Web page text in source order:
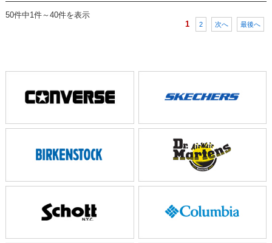
50件中1件～40件を表示
1
2 次へ 最後へ